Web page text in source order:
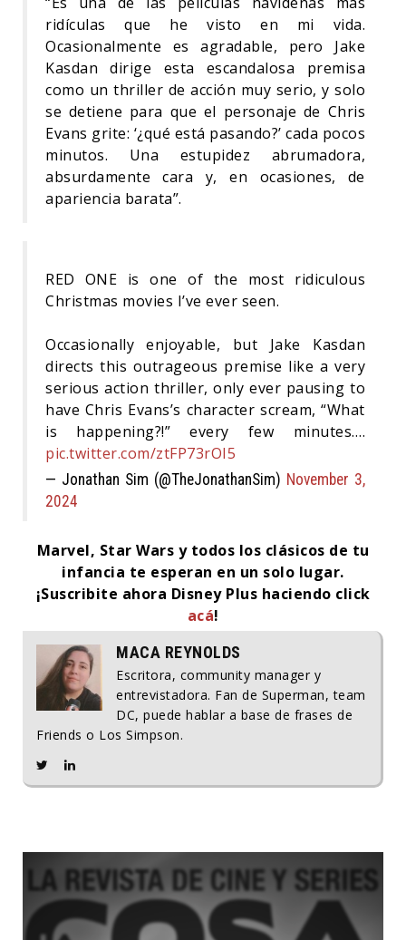
ridículas que he visto en mi vida.
Ocasionalmente es agradable, pero Jake
Kasdan dirige esta escandalosa premisa
como un thriller de acción muy serio, y solo
se detiene para que el personaje de Chris
Evans grite: ‘¿qué está pasando?’ cada pocos
minutos. Una estupidez abrumadora,
absurdamente cara y, en ocasiones, de
apariencia barata”.
RED ONE is one of the most ridiculous
Christmas movies I’ve ever seen.
Occasionally enjoyable, but Jake Kasdan
directs this outrageous premise like a very
serious action thriller, only ever pausing to
have Chris Evans’s character scream, “What
is happening?!” every few minutes.…
pic.twitter.com/ztFP73rOI5
— Jonathan Sim (@TheJonathanSim) November 3,
2024
Marvel, Star Wars y todos los clásicos de tu
infancia te esperan en un solo lugar.
¡Suscribite ahora Disney Plus haciendo click
acá!
MACA REYNOLDS
Escritora, community manager y
entrevistadora. Fan de Superman, team
DC, puede hablar a base de frases de
Friends o Los Simpson.